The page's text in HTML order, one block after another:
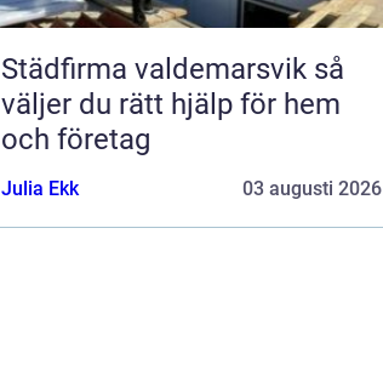
Städfirma valdemarsvik så
väljer du rätt hjälp för hem
och företag
Julia Ekk 03 augusti 2026